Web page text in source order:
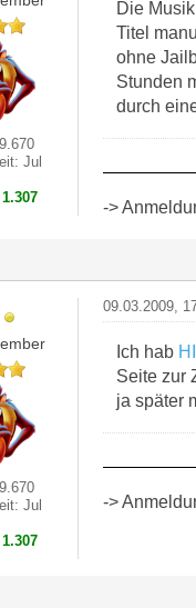
Jul
1.307
Die
Titel
ohne
Stunden
durch
->
Jul
1.307
09.03.2009,
Ich hab
Seite zur
ja später
->